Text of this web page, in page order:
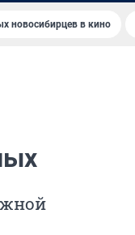
новосибирцев в кино